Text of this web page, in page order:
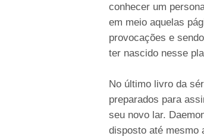
conhecer um
em meio aquelas
provocações e
ter nascido nesse
No último livro da
preparados para
seu novo lar.
disposto até mesmo